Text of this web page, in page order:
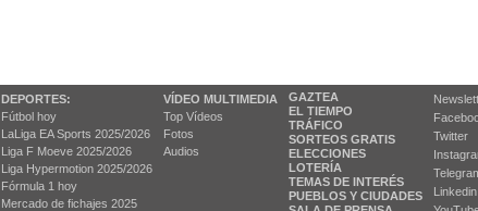
DEPORTES:
Fútbol hoy
LaLiga EA Sports 2025/2026
Liga F Moeve 2025/2026
Liga Hypermotion 2025/2026
Fórmula 1 hoy
Mercado de fichajes 2025
VÍDEO MULTIMEDIA
Top Vídeos
Fotos
Audios
GAZTEA
EL TIEMPO
TRÁFICO
SORTEOS GRATIS
ELECCIONES
LOTERÍA
TEMAS DE INTERÉS
PUEBLOS Y CIUDADES
Twitter
Linkedin